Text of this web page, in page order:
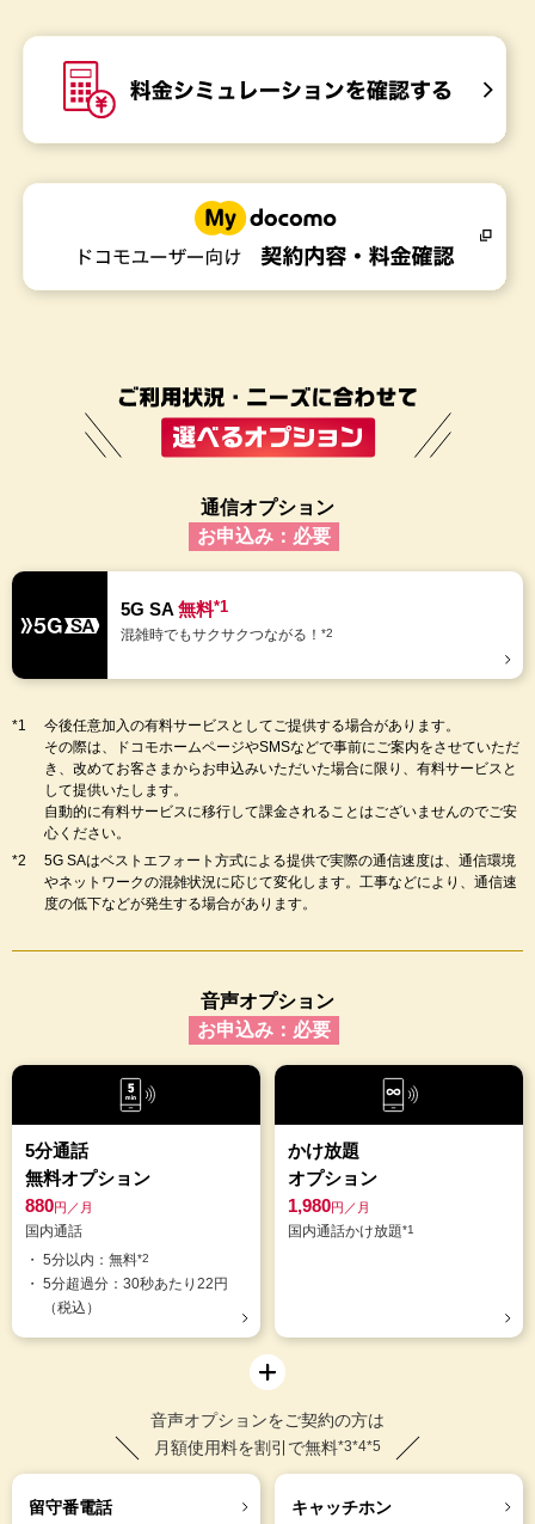
通信オプション
お申込み：必要
5G SA 無料*1
混雑時でもサクサクつながる！ *2
今後任意加入の有料サービスとしてご提供する場合があります。
その際は、ドコモホームページやSMSなどで事前にご案内をさせていただ
き、改めてお客さまからお申込みいただいた場合に限り、有料サービスと
して提供いたします。
自動的に有料サービスに移行して課金されることはございませんのでご安
心ください。
5G SAはベストエフォート方式による提供で実際の通信速度は、通信環境
やネットワークの混雑状況に応じて変化します。工事などにより、通信速
度の低下などが発生する場合があります。
音声オプション
お申込み：必要
5分通話
無料オプション
880円／月
国内通話
5分以内：無料*2
5分超過分：30秒あたり22円
（税込）
かけ放題
オプション
1,980円／月
国内通話かけ放題*1
音声オプションをご契約の方は
月額使用料を割引で無料*3*4*5
留守番電話 キャッチホン